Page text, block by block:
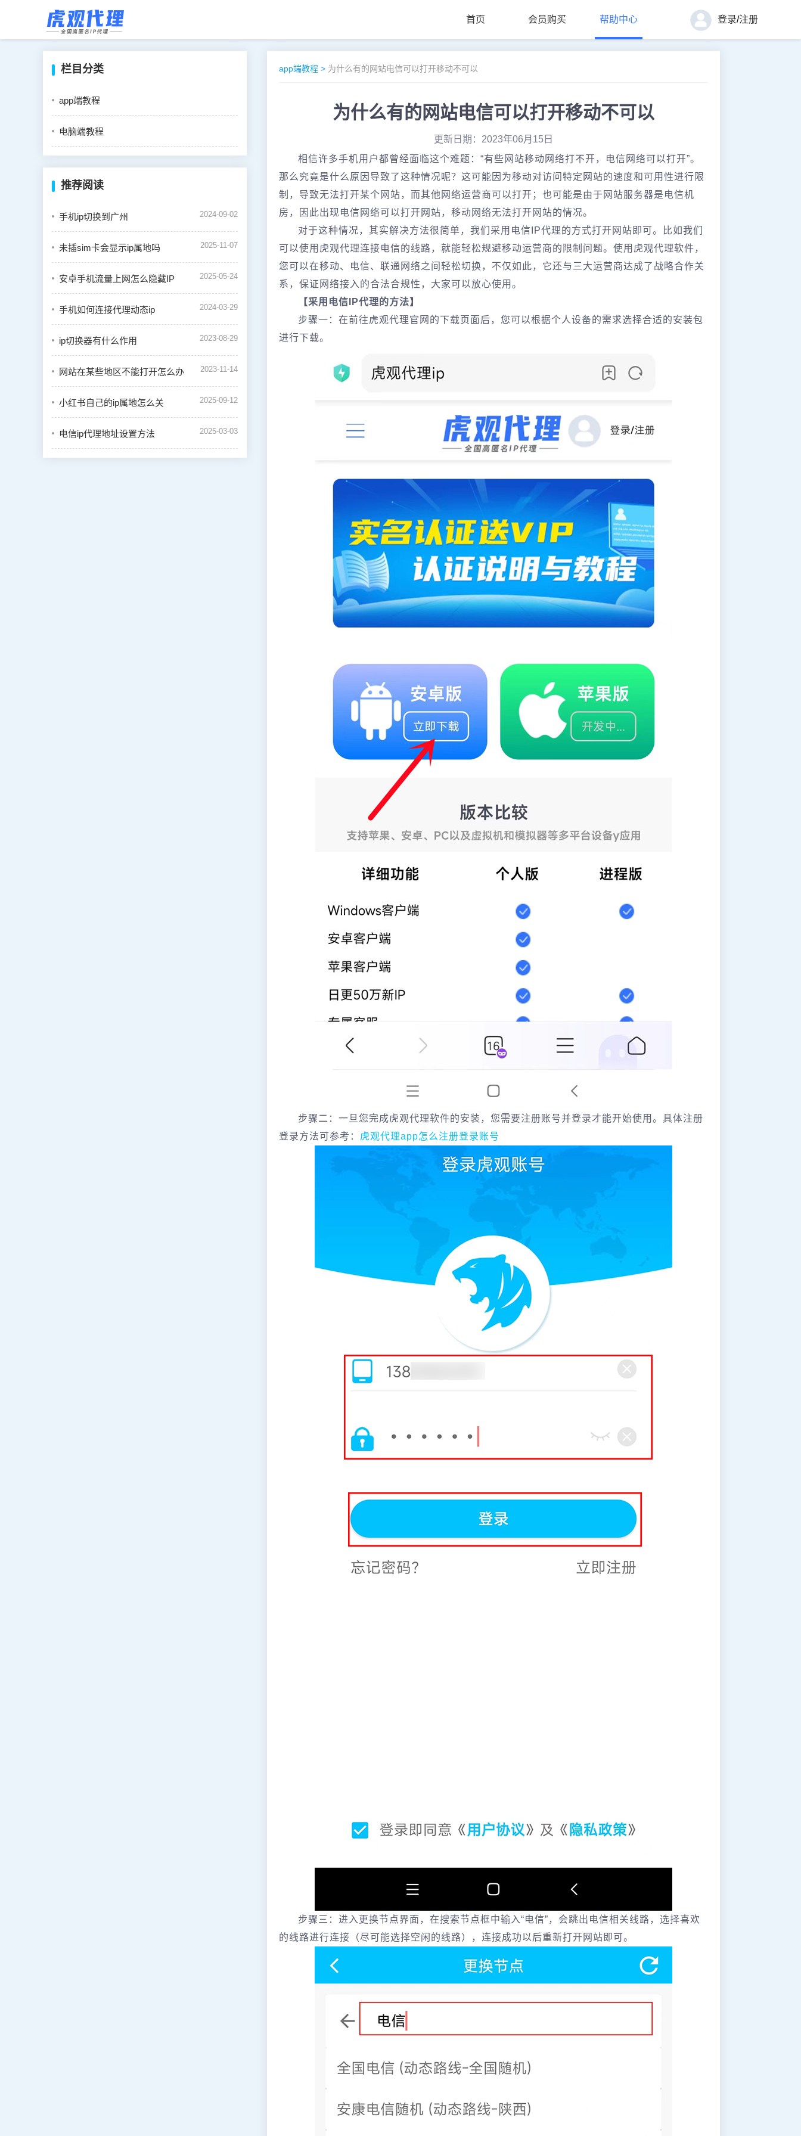
首页 会员购买 帮助中心 登录/注册
栏目分类
app端教程
电脑端教程
推荐阅读
手机ip切换到广州 2024-09-02
未插sim卡会显示ip属地吗 2025-11-07
安卓手机流量上网怎么隐藏IP 2025-05-24
手机如何连接代理动态ip 2024-03-29
ip切换器有什么作用 2023-08-29
网站在某些地区不能打开怎么办 2023-11-14
小红书自己的ip属地怎么关 2025-09-12
电信ip代理地址设置方法 2025-03-03
app端教程 > 为什么有的网站电信可以打开移动不可以
为什么有的网站电信可以打开移动不可以
更新日期：2023年06月15日
相信许多手机用户都曾经面临这个难题：“有些网站移动网络打不开，电信网络可以打开”。
那么究竟是什么原因导致了这种情况呢？这可能因为移动对访问特定网站的速度和可用性进行限
制，导致无法打开某个网站，而其他网络运营商可以打开；也可能是由于网站服务器是电信机
房，因此出现电信网络可以打开网站，移动网络无法打开网站的情况。
对于这种情况，其实解决方法很简单，我们采用电信IP代理的方式打开网站即可。比如我们
可以使用虎观代理连接电信的线路，就能轻松规避移动运营商的限制问题。使用虎观代理软件，
您可以在移动、电信、联通网络之间轻松切换，不仅如此，它还与三大运营商达成了战略合作关
系，保证网络接入的合法合规性，大家可以放心使用。
【采用电信IP代理的方法】
步骤一：在前往虎观代理官网的下载页面后，您可以根据个人设备的需求选择合适的安装包
进行下载。
步骤二：一旦您完成虎观代理软件的安装，您需要注册账号并登录才能开始使用。具体注册
登录方法可参考： 虎观代理app怎么注册登录账号
步骤三：进入更换节点界面，在搜索节点框中输入“电信”，会跳出电信相关线路，选择喜欢
的线路进行连接（尽可能选择空闲的线路），连接成功以后重新打开网站即可。